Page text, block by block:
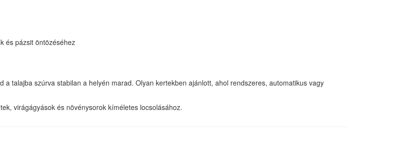
és pázsit öntözéséhez
talajba szúrva stabilan a helyén marad. Olyan kertekben ajánlott, ahol rendszeres, automatikus vagy
virágágyások és növénysorok kíméletes locsolásához.